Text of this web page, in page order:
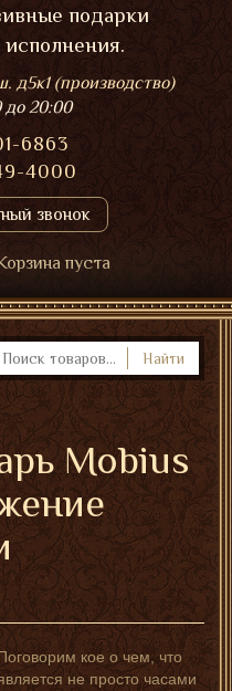
подарки
д5к1 (производство)
до 20:00
6863
4000
звонок
пуста
Найти
Mobius
кое о чем, что
не просто часами